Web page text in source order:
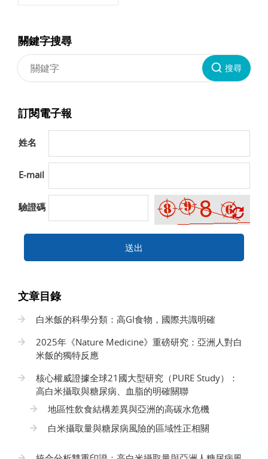
關鍵字搜尋
搜尋
訂閱電子報
姓名
E-mail
驗證碼
送出
文章目錄
白米飯的科學分類：高GI食物，國際共識明確
2025年《Nature Medicine》重磅研究：亞洲人對白
米飯的獨特反應
核心權威證據全球21國大型研究（PURE Study）：
高白米攝取與糖尿病、血脂的明確關聯
地區性飲食結構差異與亞洲的高碳水危機
白米攝取量與糖尿病風險的區域性正相關